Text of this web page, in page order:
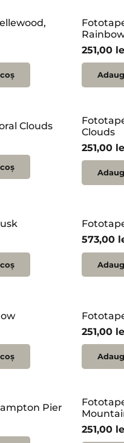
251,00
Clouds
Clouds
251,00
573,00
251,00
Pier
251,00